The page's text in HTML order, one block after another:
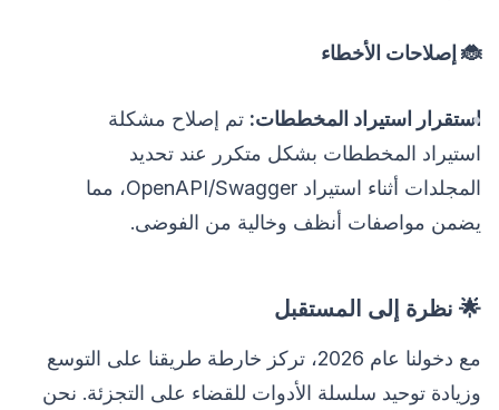
🐞 إصلاحات الأخطاء
استقرار استيراد المخططات: تم إصلاح مشكلة
استيراد المخططات بشكل متكرر عند تحديد
المجلدات أثناء استيراد OpenAPI/Swagger، مما
يضمن مواصفات أنظف وخالية من الفوضى.
🌟 نظرة إلى المستقبل
مع دخولنا عام 2026، تركز خارطة طريقنا على التوسع
وزيادة توحيد سلسلة الأدوات للقضاء على التجزئة. نحن